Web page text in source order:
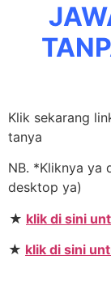
Klik sekarang
tanya
NB. *Kliknya ya
desktop ya)
★ klik di sini
★ klik di sini